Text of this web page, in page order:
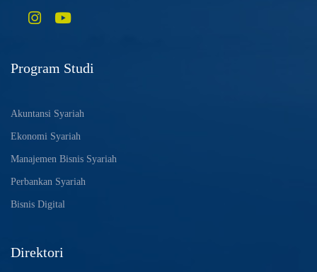
Program Studi
Akuntansi Syariah
Ekonomi Syariah
Manajemen Bisnis Syariah
Perbankan Syariah
Bisnis Digital
Direktori